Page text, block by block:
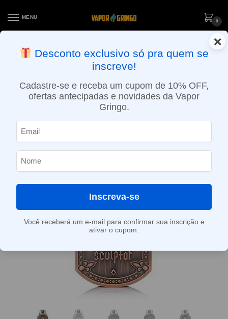
MENU
0
ENTREGA NO MESMO DIA EM SÃO PAULO (SEG A SEX): PEDIDOS
APROVADOS ATÉ 15:30 VIA MOTOBOY
×
Desconto exclusivo só pra quem se
inscreve!
Cadastre-se e receba um cupom de 10% OFF,
ofertas antecipadas e novidades da Vapor
Gringo.
Inscreva-se
Você receberá um e-mail para confirmar sua inscrição e
ativar o cupom.